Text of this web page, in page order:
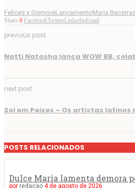
Felices x SiempreLançamentoMaria Becerra
Share 0 FacebookTwitter Linkedin Email
previous post
Natti Natasha lança WOW BB,
next post
Sol em Peixes – Os artistas latinos
POSTS RELACIONADOS
Dulce María lamenta demora
por redacao 4 de agosto de 2026